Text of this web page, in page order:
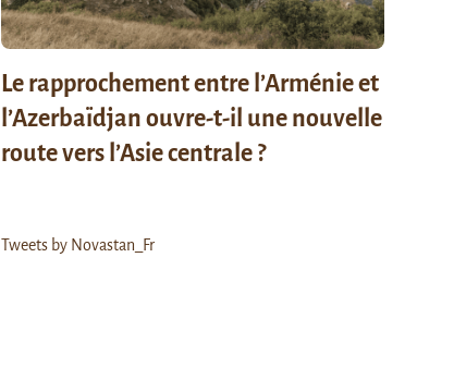
Le rapprochement entre l’Arménie et
l’Azerbaïdjan ouvre-t-il une nouvelle
route vers l’Asie centrale ?
Tweets by Novastan_Fr